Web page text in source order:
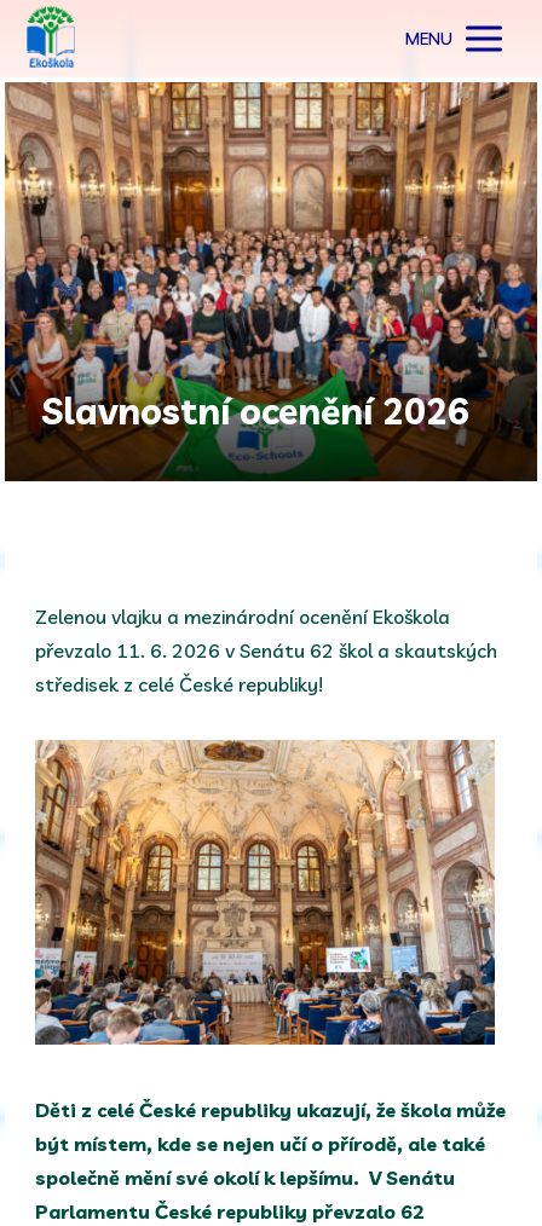
MENU
Slavnostní ocenění 2026
Zelenou vlajku a mezinárodní ocenění Ekoškola
převzalo 11. 6. 2026 v Senátu 62 škol a skautských
středisek z celé České republiky!
Děti z celé České republiky ukazují, že škola může
být místem, kde se nejen učí o přírodě, ale také
společně mění své okolí k lepšímu. V Senátu
Parlamentu České republiky převzalo 62